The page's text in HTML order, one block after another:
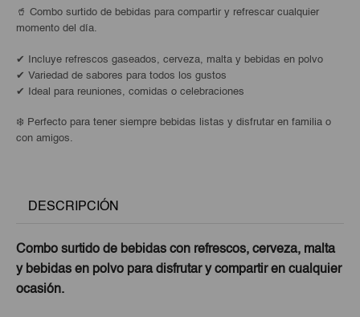
original
€43,90.
actual
€42,01.
🥤 Combo surtido de bebidas para compartir y refrescar cualquier
momento del día.
✔ Incluye refrescos gaseados, cerveza, malta y bebidas en polvo
✔ Variedad de sabores para todos los gustos
✔ Ideal para reuniones, comidas o celebraciones
❄️ Perfecto para tener siempre bebidas listas y disfrutar en familia o
con amigos.
DESCRIPCIÓN
Combo surtido de bebidas con refrescos, cerveza, malta
y bebidas en polvo para disfrutar y compartir en cualquier
ocasión.